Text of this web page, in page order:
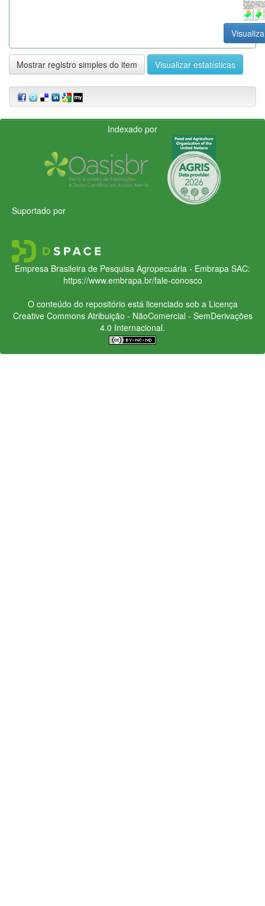
Mostrar registro simples do item Visualizar estatísticas
Indexado por
Suportado por
Empresa Brasileira de Pesquisa Agropecuária - Embrapa SAC:
https://www.embrapa.br/fale-conosco
O conteúdo do repositório está licenciado sob a Licença
Creative CommonsAtribuição - NãoComercial - SemDerivações
4.0 Internacional.